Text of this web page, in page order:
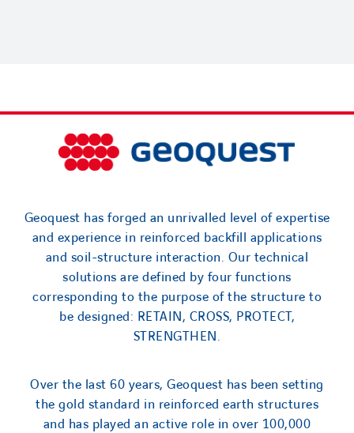
Geoquest has forged an unrivalled level of expertise
and experience in reinforced backfill applications
and soil-structure interaction. Our technical
solutions are defined by four functions
corresponding to the purpose of the structure to
be designed: RETAIN, CROSS, PROTECT,
STRENGTHEN.
Over the last 60 years, Geoquest has been setting
the gold standard in reinforced earth structures
and has played an active role in over 100,000